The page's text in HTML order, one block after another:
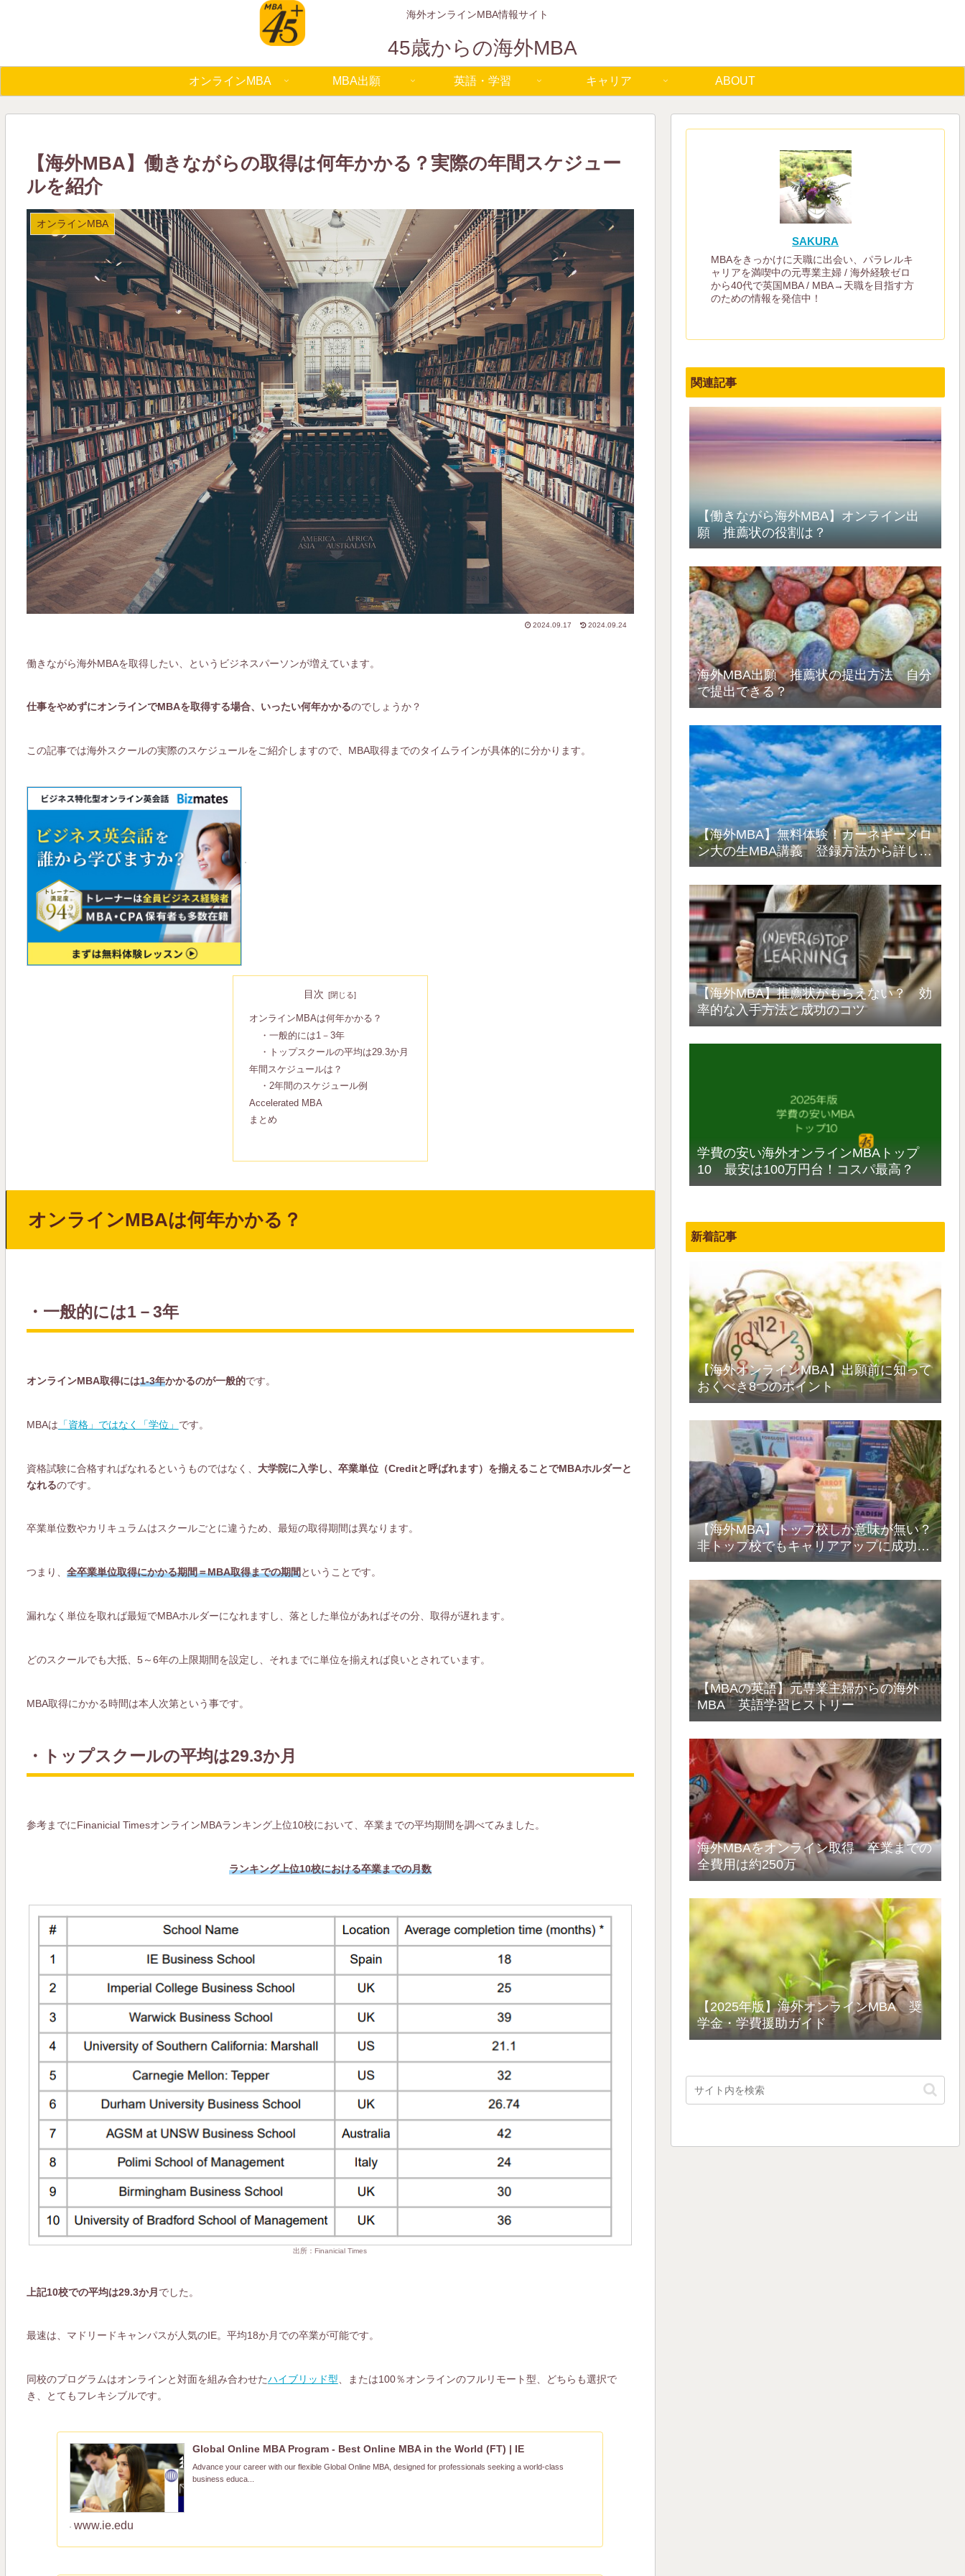
海外オンラインMBA情報サイト
45歳からの海外MBA
オンラインMBA MBA出願 英語・学習 キャリア ABOUT
【海外MBA】働きながらの取得は何年かかる？実際の年間スケジュー
ルを紹介
オンラインMBA
2024.09.17 2024.09.24
働きながら海外MBAを取得したい、というビジネスパーソンが増えています。
仕事をやめずにオンラインでMBAを取得する場合、いったい何年かかるのでしょうか？
この記事では海外スクールの実際のスケジュールをご紹介しますので、MBA取得までのタイムラインが具体的に分かります。
目次
オンラインMBAは何年かかる？
・一般的には1－3年
・トップスクールの平均は29.3か月
年間スケジュールは？
・2年間のスケジュール例
Accelerated MBA
まとめ
オンラインMBAは何年かかる？
・一般的には1－3年
オンラインMBA取得には1-3年かかるのが一般的です。
MBAは 「資格」ではなく「学位」 です。
資格試験に合格すればなれるというものではなく、 大学院に入学し、卒業単位（Creditと呼ばれます）を揃えることでMBAホルダーと
なれるのです。
卒業単位数やカリキュラムはスクールごとに違うため、最短の取得期間は異なります。
つまり、 全卒業単位取得にかかる期間＝MBA取得までの期間ということです。
漏れなく単位を取れば最短でMBAホルダーになれますし、落とした単位があればその分、取得が遅れます。
どのスクールでも大抵、5～6年の上限期間を設定し、それまでに単位を揃えれば良いとされています。
MBA取得にかかる時間は本人次第という事です。
・トップスクールの平均は29.3か月
参考までにFinanicial TimesオンラインMBAランキング上位10校において、卒業までの平均期間を調べてみました。
ランキング上位10校における卒業までの月数
出所：Finanicial Times
上記10校での平均は29.3か月 でした。
最速は、マドリードキャンパスが人気のIE。平均18か月での卒業が可能です。
同校のプログラムはオンラインと対面を組み合わせたハイブリッド型、または100％オンラインのフルリモート型、どちらも選択で
き、とてもフレキシブルです。
Global Online MBA Program - Best Online MBA in the World (FT) | IE
Advance your career with our flexible Global Online MBA, designed for professionals seeking a world-class
business educa...
www.ie.edu
SAKURA
MBAをきっかけに天職に出会い、パラレルキ
ャリアを満喫中の元専業主婦 / 海外経験ゼロ
から40代で英国MBA / MBA→天職を目指す方
のための情報を発信中！
関連記事
【働きながら海外MBA】オンライン出
願 推薦状の役割は？
海外MBA出願 推薦状の提出方法 自分
で提出できる？
【海外MBA】無料体験！カーネギーメロ
ン大の生MBA講義 登録方法から詳しく
解説
【海外MBA】推薦状がもらえない？ 効
率的な入手方法と成功のコツ
学費の安い海外オンラインMBAトップ
10 最安は100万円台！コスパ最高？
新着記事
【海外オンラインMBA】出願前に知って
おくべき8つのポイント
【海外MBA】トップ校しか意味が無い？
非トップ校でもキャリアアップに成功し
た話
【MBAの英語】元専業主婦からの海外
MBA 英語学習ヒストリー
海外MBAをオンライン取得 卒業までの
全費用は約250万
【2025年版】海外オンラインMBA 奨
学金・学費援助ガイド